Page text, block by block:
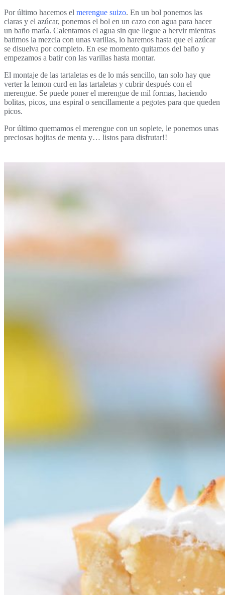
Por último hacemos el merengue suizo. En un bol ponemos las
claras y el azúcar, ponemos el bol en un cazo con agua para hacer
un baño maría. Calentamos el agua sin que llegue a hervir mientras
batimos la mezcla con unas varillas, lo haremos hasta que el azúcar
se disuelva por completo. En ese momento quitamos del baño y
empezamos a batir con las varillas hasta montar.
El montaje de las tartaletas es de lo más sencillo, tan solo hay que
verter la lemon curd en las tartaletas y cubrir después con el
merengue. Se puede poner el merengue de mil formas, haciendo
bolitas, picos, una espiral o sencillamente a pegotes para que queden
picos.
Por último quemamos el merengue con un soplete, le ponemos unas
preciosas hojitas de menta y… listos para disfrutar!!